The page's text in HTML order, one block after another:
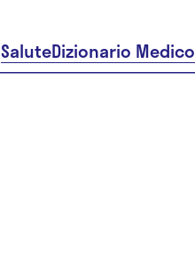
SaluteDizionario Medico